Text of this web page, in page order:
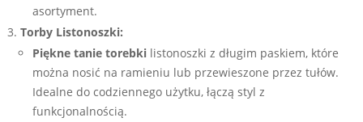
asortyment.
Torby Listonoszki:
Piękne tanie torebki listonoszki z długim paskiem, które
można nosić na ramieniu lub przewieszone przez tułów.
Idealne do codziennego użytku, łączą styl z
funkcjonalnością.